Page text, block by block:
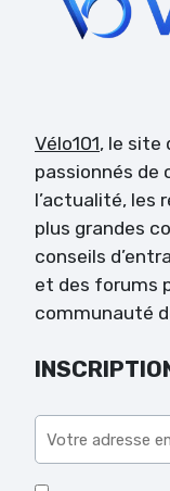
Vélo101, le site
passionnés
l’actualité, les
plus grandes
conseils
et des forums
communauté